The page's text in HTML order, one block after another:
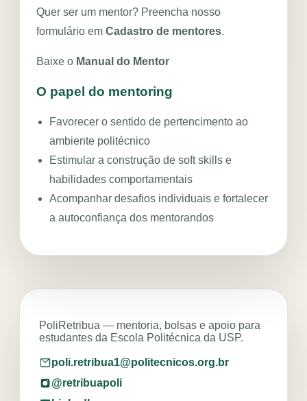
Quer ser um mentor? Preencha nosso
formulário em Cadastro de mentores.
Baixe o Manual do Mentor
O papel do mentoring
Favorecer o sentido de pertencimento ao
ambiente politécnico
Estimular a construção de soft skills e
habilidades comportamentais
Acompanhar desafios individuais e fortalecer
a autoconfiança dos mentorandos
PoliRetribua — mentoria, bolsas e apoio para
estudantes da Escola Politécnica da USP.
poli.retribua1@politecnicos.org.br
@retribuapoli